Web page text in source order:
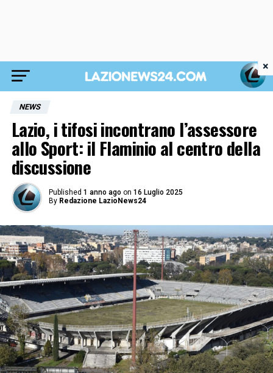
NEWS
Lazio, i tifosi incontrano l’assessore
allo Sport: il Flaminio al centro della
discussione
Published 1 anno ago on 16 Luglio 2025
By Redazione LazioNews24
×